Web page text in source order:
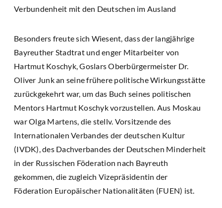
Verbundenheit mit den Deutschen im Ausland
Besonders freute sich Wiesent, dass der langjährige
Bayreuther Stadtrat und enger Mitarbeiter von
Hartmut Koschyk, Goslars Oberbürgermeister Dr.
Oliver Junk an seine frühere politische Wirkungsstätte
zurückgekehrt war, um das Buch seines politischen
Mentors Hartmut Koschyk vorzustellen. Aus Moskau
war Olga Martens, die stellv. Vorsitzende des
Internationalen Verbandes der deutschen Kultur
(IVDK), des Dachverbandes der Deutschen Minderheit
in der Russischen Föderation nach Bayreuth
gekommen, die zugleich Vizepräsidentin der
Föderation Europäischer Nationalitäten (FUEN) ist.